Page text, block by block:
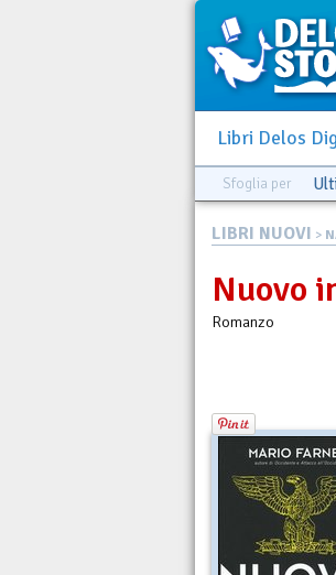
Libri Delos
Sfoglia per
LIBRI NUOVI >
Nuovo
Romanzo